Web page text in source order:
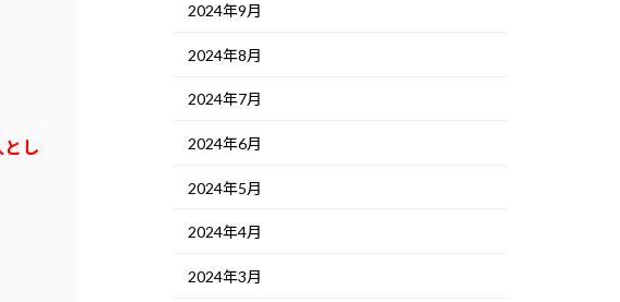
し
2024年9月
2024年8月
2024年7月
2024年6月
2024年5月
2024年4月
2024年3月